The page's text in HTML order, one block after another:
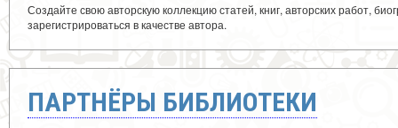
Создайте свою авторскую коллекцию статей, книг, авторских работ,
зарегистрироваться в качестве автора.
ПАРТНЁРЫ БИБЛИОТЕКИ